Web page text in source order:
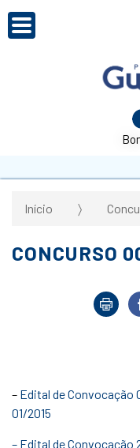
Início
CONCURSO
– Edital de Convocação
01/2015
– Edital de Convocação